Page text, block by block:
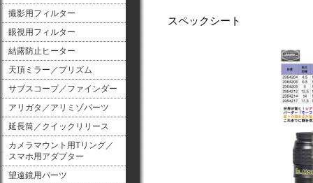
撮影用フィルター
眼視用フィルター
結露防止ヒーター
天頂ミラー／プリズム
サブスコープ／ファインダー
アリガタ／アリミゾパーツ
延長筒／クイックリリース
カメラマウント用Tリング／
スマホ用アダプター
望遠鏡用パーツ
スペックシート